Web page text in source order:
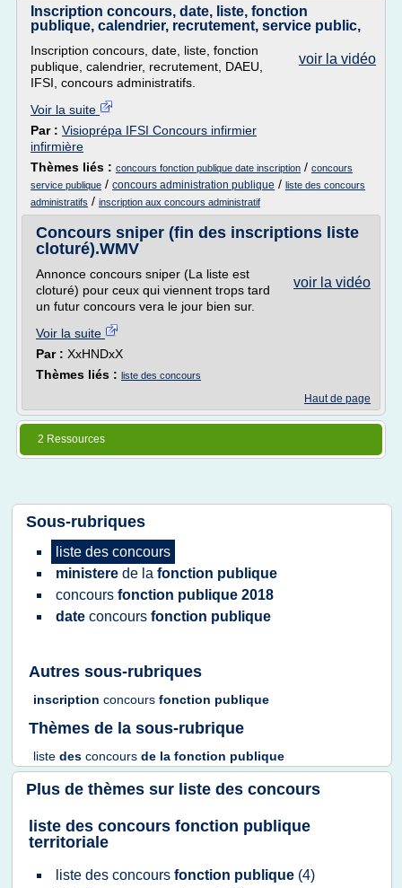
Inscription concours, date, liste, fonction
publique, calendrier, recrutement, service public,
voir la vidéo
Inscription concours, date, liste, fonction
publique, calendrier, recrutement, DAEU,
IFSI, concours administratifs.
Voir la suite
Par : Visioprépa IFSI Concours infirmier
infirmière
Thèmes liés : concours fonction publique date inscription / concours
service publique / concours administration publique / liste des concours
administratifs / inscription aux concours administratif
Concours sniper (fin des inscriptions liste
cloturé).WMV
voir la vidéo
Annonce concours sniper (La liste est
cloturé) pour ceux qui viennent trops tard
un futur concours vera le jour bien sur.
Voir la suite
Par : XxHNDxX
Thèmes liés : liste des concours
Haut de page
2 Ressources
Sous-rubriques
liste des concours
ministere de la fonction publique
concours fonction publique 2018
date concours fonction publique
Autres sous-rubriques
inscription concours fonction publique
Thèmes de la sous-rubrique
liste des concours de la fonction publique
Plus de thèmes sur liste des concours
liste des concours fonction publique
territoriale
liste des concours fonction publique (4)